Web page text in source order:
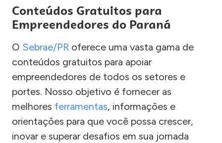
Conteúdos Gratuitos para
Empreendedores do Paraná
O Sebrae/PR oferece uma vasta gama de
conteúdos gratuitos para apoiar
empreendedores de todos os setores e
portes. Nosso objetivo é fornecer as
melhores ferramentas, informações e
orientações para que você possa crescer,
inovar e superar desafios em sua jornada